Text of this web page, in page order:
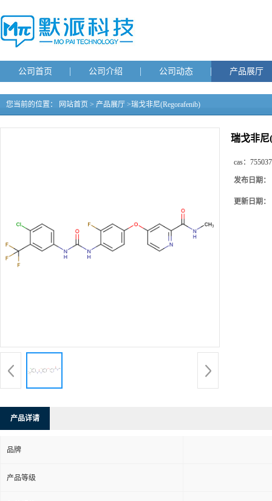
公司首页 公司介绍 公司动态 产品展厅
您当前的位置： 网站首页 > 产品展厅 >瑞戈非尼(Regorafenib)
瑞戈非尼
cas：
发布日期：
更新日期：
产品详请
品牌
产品等级